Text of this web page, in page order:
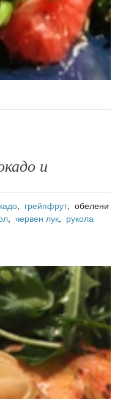
и
, грейпфрут, обелени
, червен лук, рукола